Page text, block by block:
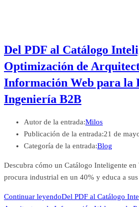
Del PDF al Catálogo
Optimización de
Información Web para la
Ingeniería B2B
Autor de la entrada:Milos
Publicación de la entrada:21 de
Categoría de la entrada:Blog
Descubra cómo un Catálogo Inteligente en
procura industrial en un 40% y educa a
Continuar leyendoDel PDF al Catálogo